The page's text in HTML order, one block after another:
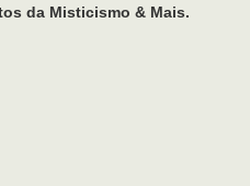
da Misticismo & Mais.